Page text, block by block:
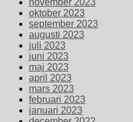
oktober 2023
september 2023
augusti 2023
juli 2023
juni 2023
maj 2023
april 2023
mars 2023
februari 2023
januari 2023